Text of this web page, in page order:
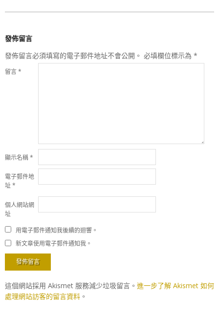
發佈留言
發佈留言必須填寫的電子郵件地址不會公開。 必填欄位標示為 *
留言*
顯示名稱*
電子郵件地
址*
個人網站網
址
用電子郵件通知我後續的迴響。
新文章使用電子郵件通知我。
這個網站採用 Akismet 服務減少垃圾留言。 進一步了解 Akismet 如何
處理網站訪客的留言資料 。